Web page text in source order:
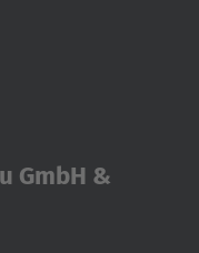
GmbH &